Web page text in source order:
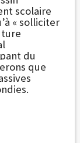
scolaire
« solliciter
du
que